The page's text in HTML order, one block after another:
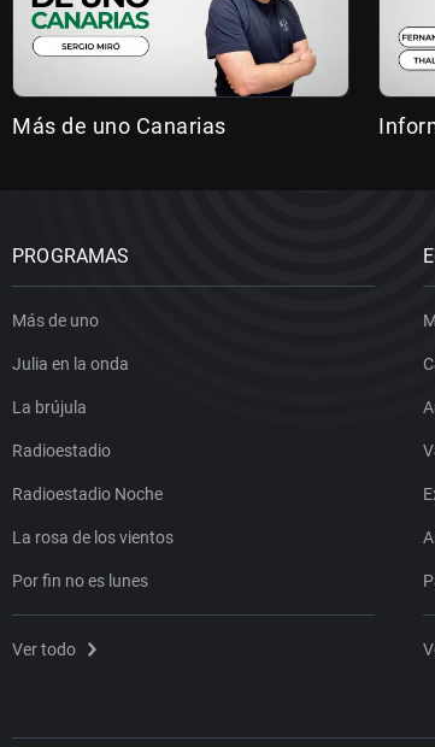
Más de uno Canarias
PROGRAMAS
Más de uno
Julia en la onda
La brújula
Radioestadio
Radioestadio Noche
La rosa de los vientos
Por fin no es lunes
Ver todo